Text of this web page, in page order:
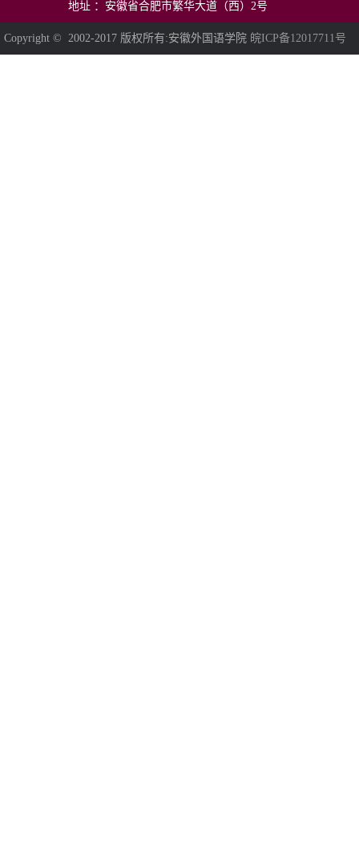
地址 ：安徽省合肥市繁华大道（西）2号
Copyright © 2002-2017 版权所有:安徽外国语学院 皖ICP备12017711号